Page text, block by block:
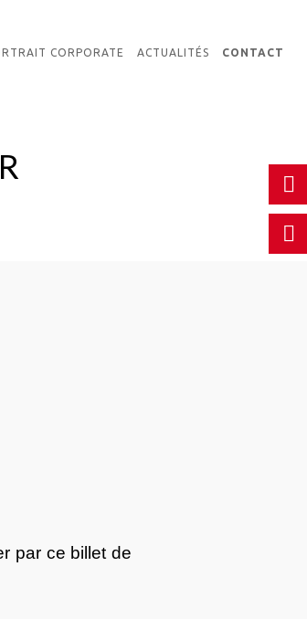
CORPORATE ACTUALITÉS CONTACT
par ce billet de